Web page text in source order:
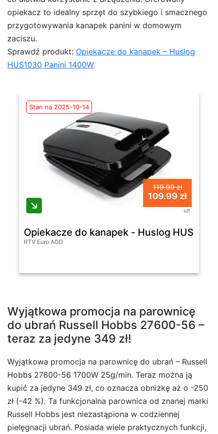
opiekacz to idealny sprzęt do szybkiego i smacznego
przygotowywania kanapek panini w domowym
zaciszu.
Sprawdź produkt: Opiekacze do kanapek – Huslog
HUS1030 Panini 1400W
Stan na 2025-10-14
119.99 zł
109.99 zł
szt
Opiekacze do kanapek - Huslog
RTV Euro AGD
Wyjątkowa promocja na parownicę
do ubrań Russell Hobbs 27600-56 –
teraz za jedyne 349 zł!
Wyjątkowa promocja na parownicę do ubrań – Russell
Hobbs 27600-56 1700W 25g/min. Teraz można ją
kupić za jedyne 349 zł, co oznacza obniżkę aż o -250
zł (-42 %). Ta funkcjonalna parownica od znanej marki
Russell Hobbs jest niezastąpiona w codziennej
pielęgnacji ubrań. Posiada wiele praktycznych funkcji,